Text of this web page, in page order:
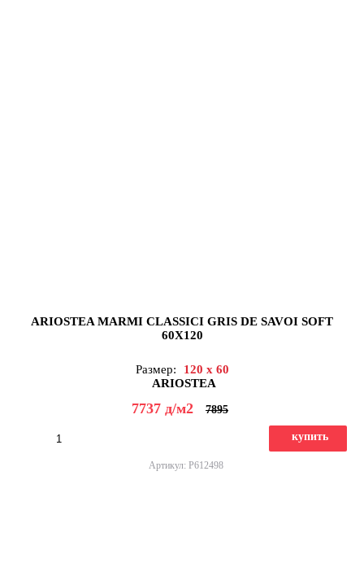
ARIOSTEA MARMI CLASSICI GRIS DE SAVOI SOFT
60X120
Размер:
120 x 60
ARIOSTEA
7737 д/м2 7895
купить
Артикул: P612498